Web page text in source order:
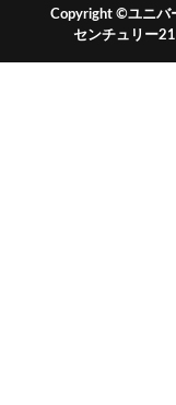
Copyright ©ユニバ
センチュリー